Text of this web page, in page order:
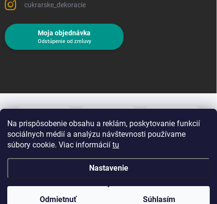
Na prispôsobenie obsahu a reklám, poskytovanie funkcií
sociálnych médií a analýzu návštevnosti používame
súbory cookie. Viac informácií tu
Nastavenie
Odmietnuť Súhlasím
cukrarske_dekoracie
Moja objednávka
Odstúpenie od zmluvy
Copyright 2026Cukrárske dekorácie. Všetky práva vyhradené.Upraviť